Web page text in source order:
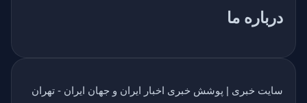
درباره ما
سایت خبری | پوشش خبری اخبار ایران و جهان ایران - تهران